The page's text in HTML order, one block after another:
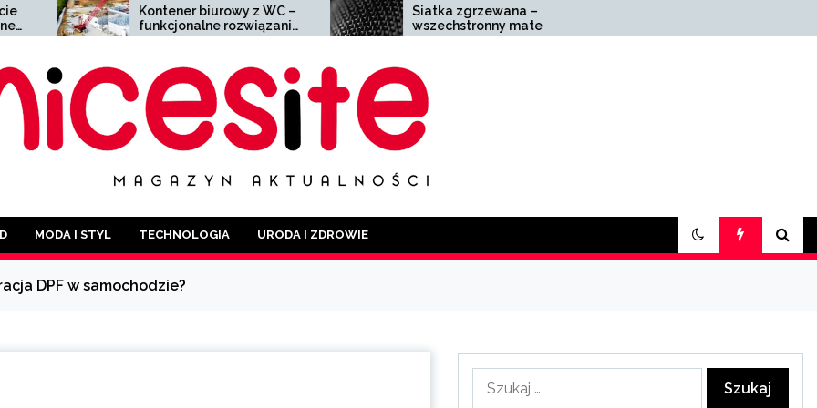
Kontener biurowy z WC –
funkcjonalne rozwiązanie
dla każdej branży
Siatka zgrzewana –
wszechstronny materiał o
szerokim zastosowaniu
pomoc w trudnych
MODA I STYL TECHNOLOGIA URODA I ZDROWIE
DPF w samochodzie?